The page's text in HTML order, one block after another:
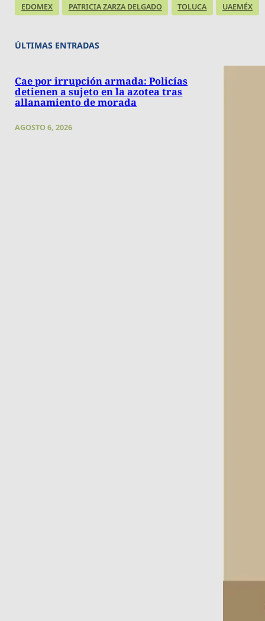
EDOMEX PATRICIA ZARZA DELGADO TOLUCA UAEMÉX
ÚLTIMAS ENTRADAS
Cae por irrupción armada: Policías
detienen a sujeto en la azotea tras
allanamiento de morada
AGOSTO 6, 2026